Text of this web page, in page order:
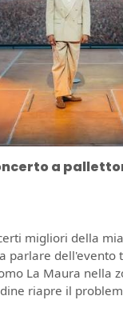
a
migliori della
parlare dell'evento
La Maura nella
riapre il